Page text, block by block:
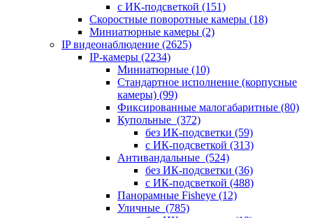
с ИК-подсветкой (151)
Скоростные поворотные камеры (18)
Миниатюрные камеры (2)
IP видеонаблюдение (2625)
IP-камеры (2234)
Миниатюрные (10)
Стандартное исполнение (корпусные
камеры) (99)
Фиксированные малогабаритные (80)
Купольные (372)
без ИК-подсветки (59)
с ИК-подсветкой (313)
Антивандальные (524)
без ИК-подсветки (36)
с ИК-подсветкой (488)
Панорамные Fisheye (12)
Уличные (785)